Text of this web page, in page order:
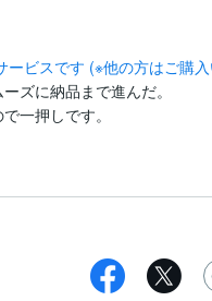
ビスです (※他の方はご購
ズに納品まで進んだ。
一押しです。